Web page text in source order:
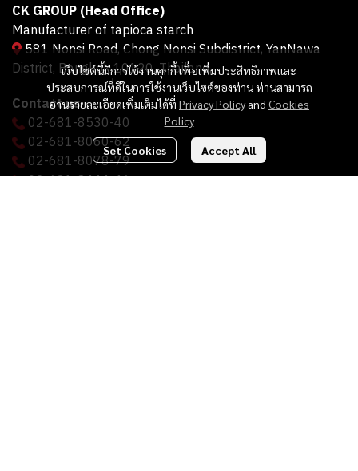
เว็บไซต์นี้มีการใช้งานคุกกี้ เพื่อเพิ่มประสิทธิภาพและ
ประสบการณ์ที่ดีในการใช้งานเว็บไซต์ของท่าน ท่านสามารถ
อ่านรายละเอียดเพิ่มเติมได้ที่ Privacy Policy and Cookies
Policy
Set Cookies Accept All
CK GROUP (Head Office)
Manufacturer of tapioca starch
581 Nonsi Road, Chong Nonsi Subdistrict, YanNawa
District, Bangkok 10120, Thailand.
Contact us
02-681-8530-40
02-681-8060-62
02-681-8078-79
02-681-8444-46